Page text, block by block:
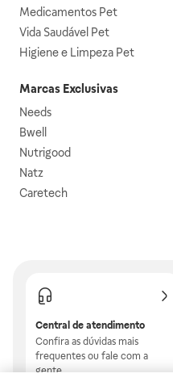
Medicamentos Pet
Vida Saudável Pet
Higiene e Limpeza Pet
Marcas Exclusivas
Needs
Bwell
Nutrigood
Natz
Caretech
Central de atendimento
Confira as dúvidas mais
frequentes ou fale com a
gente.